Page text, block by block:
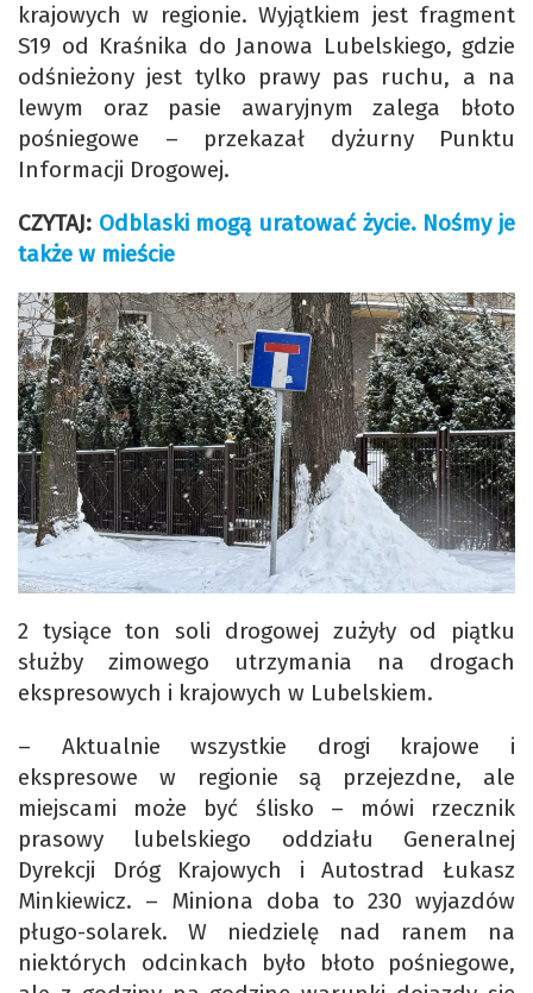
krajowych w regionie. Wyjątkiem jest fragment
S19 od Kraśnika do Janowa Lubelskiego, gdzie
odśnieżony jest tylko prawy pas ruchu, a na
lewym oraz pasie awaryjnym zalega błoto
pośniegowe – przekazał dyżurny Punktu
Informacji Drogowej.
CZYTAJ: Odblaski mogą uratować życie. Nośmy je
także w mieście
2 tysiące ton soli drogowej zużyły od piątku
służby zimowego utrzymania na drogach
ekspresowych i krajowych w Lubelskiem.
– Aktualnie wszystkie drogi krajowe i
ekspresowe w regionie są przejezdne, ale
miejscami może być ślisko – mówi rzecznik
prasowy lubelskiego oddziału Generalnej
Dyrekcji Dróg Krajowych i Autostrad Łukasz
Minkiewicz. – Miniona doba to 230 wyjazdów
pługo-solarek. W niedzielę nad ranem na
niektórych odcinkach było błoto pośniegowe,